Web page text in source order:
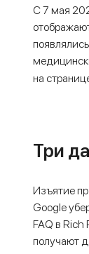
С 7 мая
на
Три
Изъятие
Google
FAQ в Rich
получают